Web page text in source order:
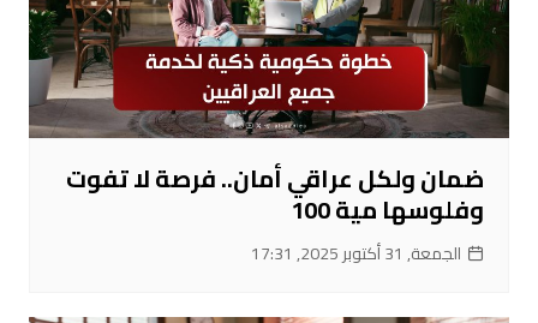
ضمان ولكل عراقي أمان.. فرصة لا تفوت
وفلوسها مية 100
الجمعة, 31 أكتوبر 2025, 17:31